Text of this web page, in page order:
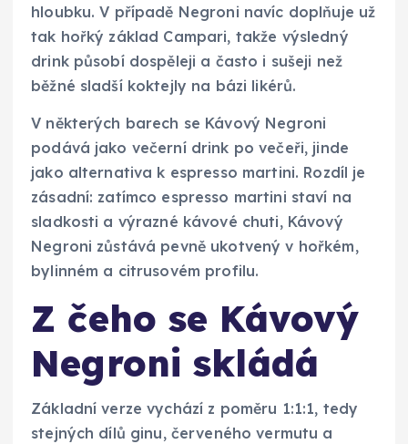
hloubku. V případě Negroni navíc doplňuje už
tak hořký základ Campari, takže výsledný
drink působí dospěleji a často i sušeji než
běžné sladší koktejly na bázi likérů.
V některých barech se Kávový Negroni
podává jako večerní drink po večeři, jinde
jako alternativa k espresso martini. Rozdíl je
zásadní: zatímco espresso martini staví na
sladkosti a výrazné kávové chuti, Kávový
Negroni zůstává pevně ukotvený v hořkém,
bylinném a citrusovém profilu.
Z čeho se Kávový
Negroni skládá
Základní verze vychází z poměru 1:1:1, tedy
stejných dílů ginu, červeného vermutu a